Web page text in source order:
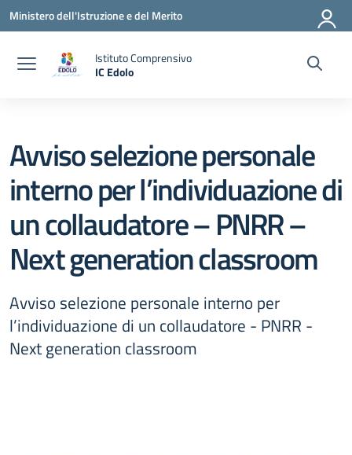
Vai ai contenuti
Vai al menu di navigazione
Vai al footer
Ministero dell'Istruzione e del Merito
Istituto Comprensivo
IC Edolo
Avviso selezione personale
interno per l’individuazione di
un collaudatore – PNRR –
Next generation classroom
Avviso selezione personale interno per
l’individuazione di un collaudatore - PNRR -
Next generation classroom